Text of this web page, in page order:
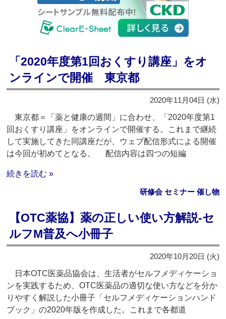
「2020年度第1回おくすり講座」をオ
ンラインで開催 東京都
2020年11月04日 (水)
東京都＝「薬と健康の週間」に合わせ、「2020年度第1
回おくすり講座」をオンラインで開催する。これまで継続
して実施してきた同講座だが、ウェブ配信形式による開催
は今回が初めてとなる。 配信内容は四つの短編
続きを読む »
研修会 セミナー 催し物
【OTC薬協】薬の正しい使い方解説‐セ
ルフM普及へ小冊子
2020年10月20日 (火)
日本OTC医薬品協会は、生活者がセルフメディケーショ
ンを実践するため、OTC医薬品の適切な使い方などを分か
りやすく解説した小冊子「セルフメディケーションハンド
ブック」の2020年版を作成した。これまで各都道